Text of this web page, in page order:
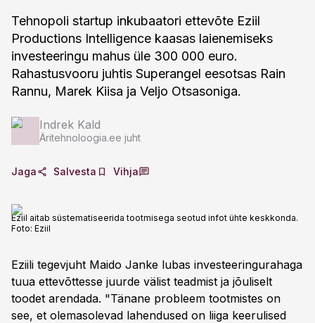
Tehnopoli startup inkubaatori ettevõte Eziil
Productions Intelligence kaasas laienemiseks
investeeringu mahus üle 300 000 euro.
Rahastusvooru juhtis Superangel eesotsas Rain
Rannu, Marek Kiisa ja Veljo Otsasoniga.
Indrek Kald
Äritehnoloogia.ee juht
Jaga Salvesta Vihja
Eziil aitab süstematiseerida tootmisega seotud infot ühte keskkonda.
Foto: Eziil
Eziili tegevjuht Maido Janke lubas investeeringurahaga
tuua ettevõttesse juurde välist teadmist ja jõuliselt
toodet arendada. "Tänane probleem tootmistes on
see, et olemasolevad lahendused on liiga keerulised